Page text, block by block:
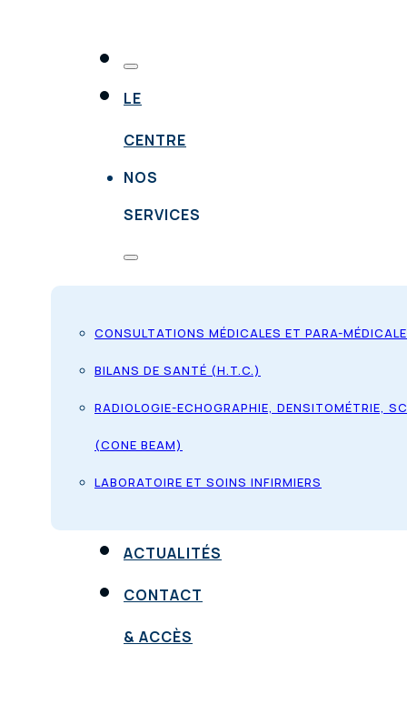
LE
CENTRE
NOS
SERVICES
CONSULTATIONS MÉDICALES ET PARA-
BILANS DE SANTÉ (H.T.C.)
RADIOLOGIE-ECHOGRAPHIE, DENSITOMÉTRIE,
(CONE BEAM)
LABORATOIRE ET SOINS INFIRMIERS
ACTUALITÉS
CONTACT
& ACCÈS